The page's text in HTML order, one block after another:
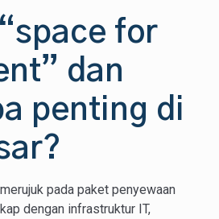
for
dan
penting di
pada paket penyewaan
dengan infrastruktur IT,